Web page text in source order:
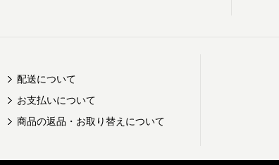
配送について
お支払いについて
商品の返品・お取り替えについて